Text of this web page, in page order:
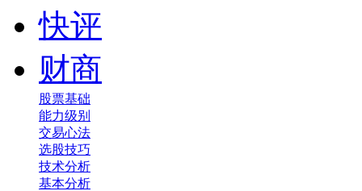
快评
财商
股票基础
能力级别
交易心法
选股技巧
技术分析
基本分析